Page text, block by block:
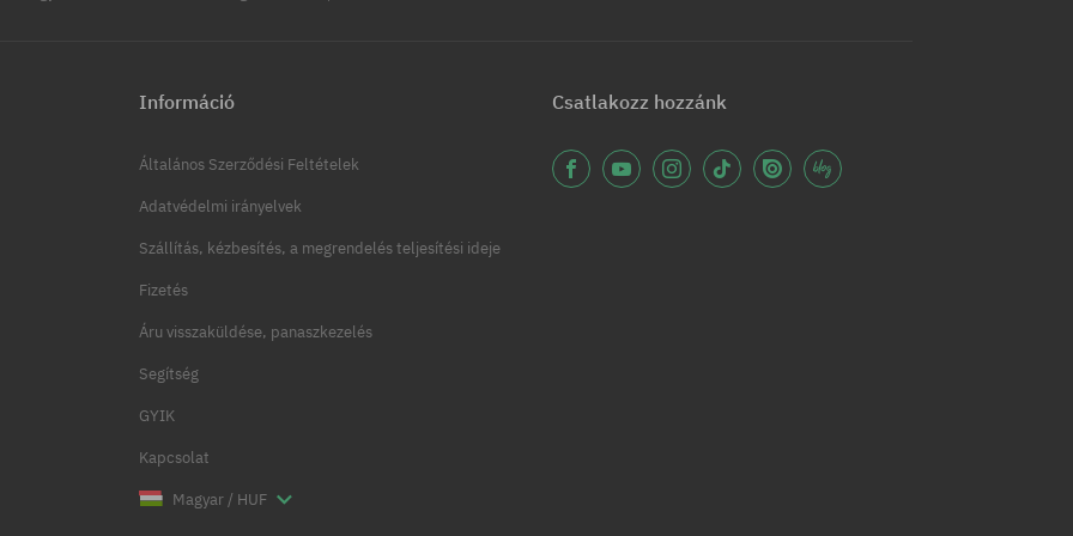
Információ
Általános Szerződési Feltételek
Adatvédelmi irányelvek
Szállítás, kézbesítés, a megrendelés teljesítési ideje
Fizetés
Áru visszaküldése, panaszkezelés
Segítség
GYIK
Kapcsolat
Magyar / HUF
Csatlakozz hozzánk